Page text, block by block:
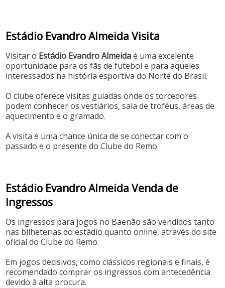
Estádio Evandro Almeida Visita
Visitar o Estádio Evandro Almeidaé uma excelente
oportunidade para os fãs de futebol e para aqueles
interessados na história esportiva do Norte do Brasil.
O clube oferece visitas guiadas onde os torcedores
podem conhecer os vestiários, sala de troféus, áreas de
aquecimento e o gramado.
A visita é uma chance única de se conectar com o
passado e o presente do Clube do Remo.
Estádio Evandro Almeida Venda de
Ingressos
Os ingressos para jogos no Baenão são vendidos tanto
nas bilheterias do estádio quanto online, através do site
oficial do Clube do Remo.
Em jogos decisivos, como clássicos regionais e finais, é
recomendado comprar os ingressos com antecedência
devido à alta procura.